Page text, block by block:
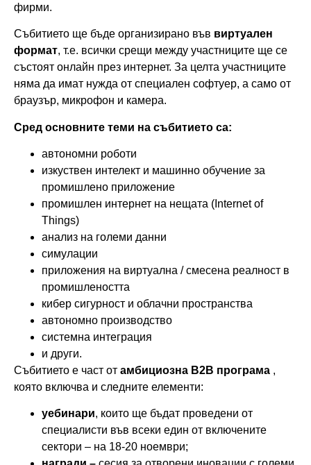
фирми.
Събитието ще бъде организирано във виртуален
формат, т.е. всички срещи между участниците ще се
състоят онлайн през интернет. За целта участниците
няма да имат нужда от специален софтуер, а само от
браузър, микрофон и камера.
Сред основните теми на събитието са:
автономни роботи
изкуствен интелект и машинно обучение за
промишлено приложение
промишлен интернет на нещата (Internet of
Things)
анализ на големи данни
симулации
приложения на виртуална / смесена реалност в
промишлеността
кибер сигурност и облачни пространства
автономно производство
системна интеграция
и други.
Събитието е част от амбициозна B2B програма ,
която включва и следните елементи:
уебинари, които ще бъдат проведени от
специалисти във всеки един от включените
сектори – на 18-20 ноември;